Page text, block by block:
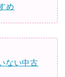
め
ない中古